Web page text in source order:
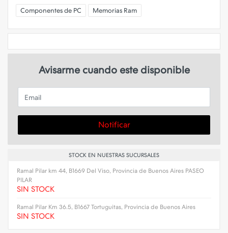
Componentes de PC Memorias Ram
Avisarme cuando este disponible
Email
Notificar
STOCK EN NUESTRAS SUCURSALES
Ramal Pilar km 44, B1669 Del Viso, Provincia de Buenos Aires PASEO
PILAR
SIN STOCK
Ramal Pilar Km 36.5, B1667 Tortuguitas, Provincia de Buenos Aires
SIN STOCK